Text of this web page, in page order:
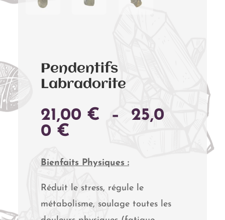
Pendentifs
Labradorite
21,00 € –
25,0
0 €PLAGE
PRIX :
21,00 €
À
25,00 €
Bienfaits Physiques :
Réduit le stress, régule le
métabolisme, soulage toutes les